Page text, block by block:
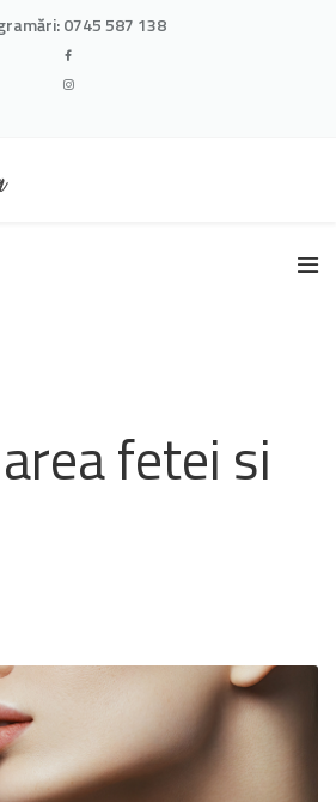
0745 587 138
fetei si